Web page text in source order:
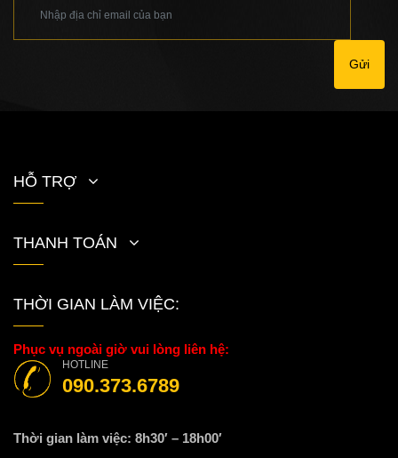
Gửi
HỖ TRỢ
THANH TOÁN
THỜI GIAN LÀM VIỆC:
Phục vụ ngoài giờ vui lòng liên hệ:
HOTLINE
090.373.6789
Thời gian làm việc: 8h30′ – 18h00′